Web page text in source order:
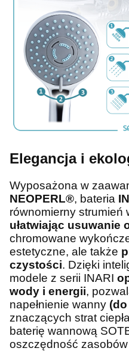
Elegancja i
Wyposażona w
NEOPERL®, bateria
równomierny strumień
ułatwiając usuwanie
chromowane
estetyczne, ale także
czystości. Dzięki
modele z serii INARI
wody i energii,
napełnienie wanny
znaczących strat
baterię wannową
oszczędność